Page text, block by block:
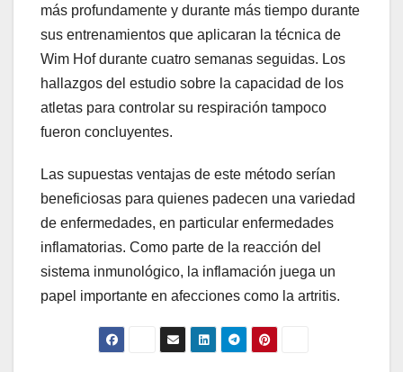
más profundamente y durante más tiempo durante
sus entrenamientos que aplicaran la técnica de
Wim Hof ​​durante cuatro semanas seguidas. Los
hallazgos del estudio sobre la capacidad de los
atletas para controlar su respiración tampoco
fueron concluyentes.
Las supuestas ventajas de este método serían
beneficiosas para quienes padecen una variedad
de enfermedades, en particular enfermedades
inflamatorias. Como parte de la reacción del
sistema inmunológico, la inflamación juega un
papel importante en afecciones como la artritis.